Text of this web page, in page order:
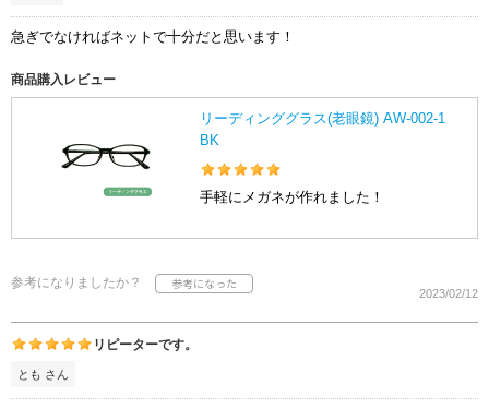
急ぎでなければネットで十分だと思います！
商品購入レビュー
リーディンググラス(老眼鏡) AW-002-1
BK
手軽にメガネが作れました！
参考になりましたか？
2023/02/12
リピーターです。
とも さん